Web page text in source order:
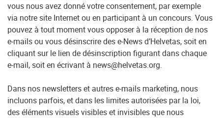
vous nous avez donné votre consentement, par exemple
via notre site Internet ou en participant à un concours. Vous
pouvez à tout moment vous opposer à la réception de nos
e-mails ou vous désinscrire des e-News d’Helvetas, soit en
cliquant sur le lien de désinscription figurant dans chaque
e-mail, soit en écrivant à news@helvetas.org.
Dans nos newsletters et autres e-mails marketing, nous
incluons parfois, et dans les limites autorisées par la loi,
des éléments visuels visibles et invisibles que nous